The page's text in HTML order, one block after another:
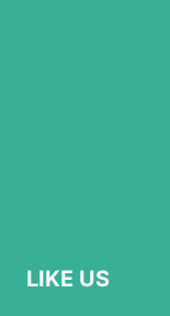
LIKE US